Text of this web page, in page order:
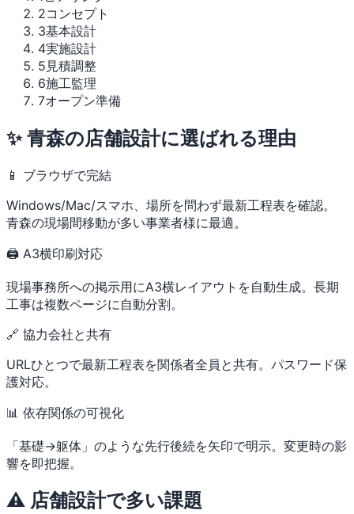
2コンセプト
3基本設計
4実施設計
5 見積調整
6施工監理
7オープン準備
✨ 青森の店舗設計に選ばれる理由
📱 ブラウザで完結
Windows/Mac/スマホ、場所を問わず最新工程表を確認。
青森の現場間移動が多い事業者様に最適。
🖨 A3横印刷対応
現場事務所への掲示用にA3横レイアウトを自動生成。長期
工事は複数ページに自動分割。
🔗 協力会社と共有
URLひとつで最新工程表を関係者全員と共有。パスワード保
護対応。
📊 依存関係の可視化
「基礎→躯体」のような先行後続を矢印で明示。変更時の影
響を即把握。
⚠️ 店舗設計で多い課題